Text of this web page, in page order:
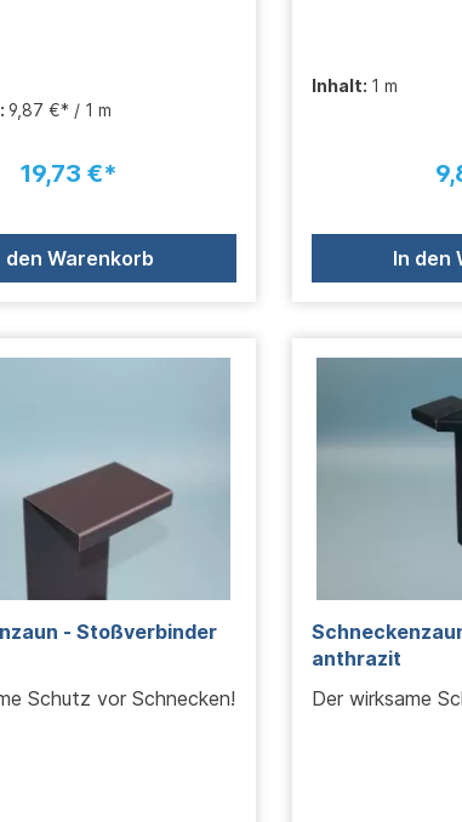
9,87 €* / 1 m
19,73 €*
den Warenkorb
Inhalt: 1 m
In den
- Stoßverbinder
Schutz vor Schnecken!
anthrazit
Der wirksame